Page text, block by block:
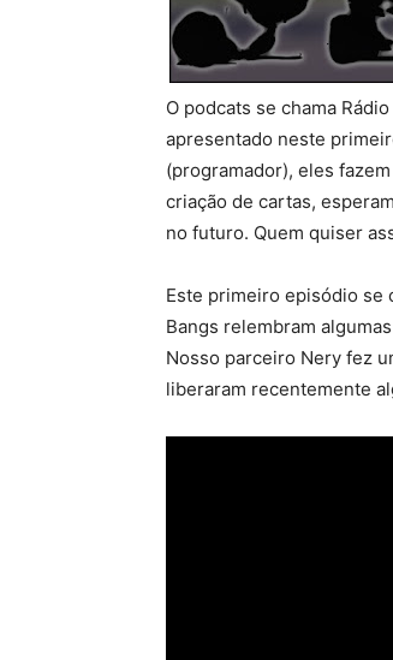
O podcats se chama
apresentado neste
(programador), eles
criação de cartas,
no futuro. Quem quiser
Este primeiro episódio se
Bangs relembram
Nosso parceiro Nery fez
liberaram recentemente